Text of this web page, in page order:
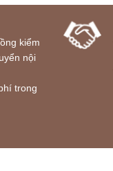
kiểm
nội
trong